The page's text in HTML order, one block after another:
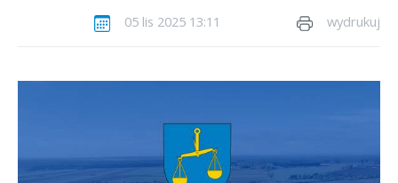
05 lis 2025 13:11 wydrukuj